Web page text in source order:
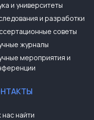
и университеты
и разработки
советы
журналы
мероприятия и
нас найти